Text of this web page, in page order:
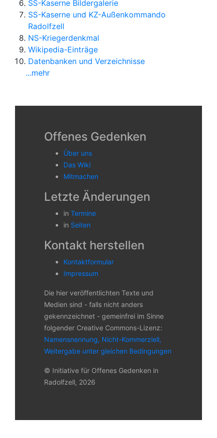
SS-Kaserne Bildergalerie
SS-Kaserne und KZ-Außenkommando
Radolfzell
NS-Kriegerdenkmal
Wikipedia-Einträge
Datenbanken und Verzeichnisse
...mehr
Offenes Gedenken
Über uns
Das Wiki
Mitmachen
Letzte Änderungen
in Termine
in Seiten
Kontakt herstellen
Kontaktformular
Impressum
Die hier veröffentlichten Texte und
Medien sind - falls nicht anders
gekennzeichnet - gemeinfrei im Sinne
folgender Creative Commons-Lizenz:
Namensnennung, Nicht-Kommerziell,
Weitergabe unter gleichen Bedingungen
© Initiative für Offenes Gedenken in
Radolfzell, 2026